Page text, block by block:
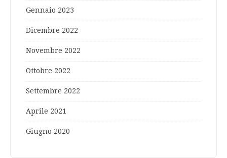
Gennaio 2023
Dicembre 2022
Novembre 2022
Ottobre 2022
Settembre 2022
Aprile 2021
Giugno 2020